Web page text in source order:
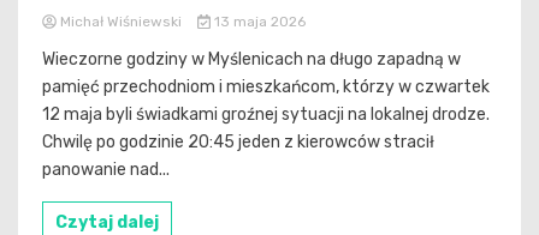
Michał Wiśniewski 13 maja 2026
Wieczorne godziny w Myślenicach na długo zapadną w
pamięć przechodniom i mieszkańcom, którzy w czwartek
12 maja byli świadkami groźnej sytuacji na lokalnej drodze.
Chwilę po godzinie 20:45 jeden z kierowców stracił
panowanie nad...
Czytaj dalej